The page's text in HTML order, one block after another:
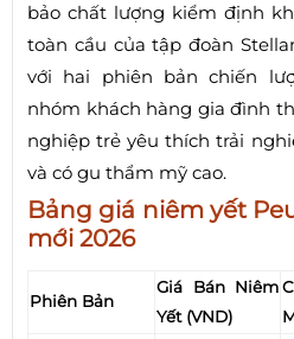
bảo chất lượng kiểm định
toàn cầu của tập đoàn
với hai phiên bản chiến
nhóm khách hàng gia đình
nghiệp trẻ yêu thích trải
và có gu thẩm mỹ cao.
Bảng giá niêm yết
mới 2026
Phiên Bản
Giá Bán Niêm
Yết (VND)